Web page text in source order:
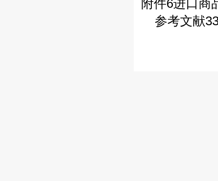
附件6进口商
参考文献